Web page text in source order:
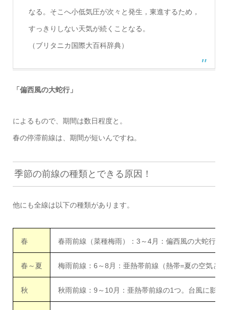
なる。そこへ小低気圧が次々と発生，東進するため，
すっきりしない天気が続くことなる。
（ブリタニカ国際大百科辞典）
「偏西風の大蛇行」
によるもので、期間は数日程度と。
春の停滞前線は、期間が短いんですね。
季節の前線の種類とできる原因！
他にも全線は以下の種類があります。
春 春雨前線（菜種梅雨）：3～4月：偏西風の大蛇行
春～夏 梅雨前線：6～8月：亜熱帯前線（熱帯=夏の空気と
秋 秋雨前線：9～10月：亜熱帯前線の1つ。台風に影響